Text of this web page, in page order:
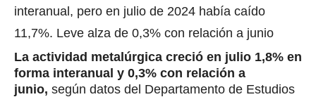
interanual, pero en julio de 2024 había caído
11,7%. Leve alza de 0,3% con relación a junio
La actividad metalúrgica creció en julio 1,8% en
forma interanual y 0,3% con relación a
junio, según datos del Departamento de Estudios